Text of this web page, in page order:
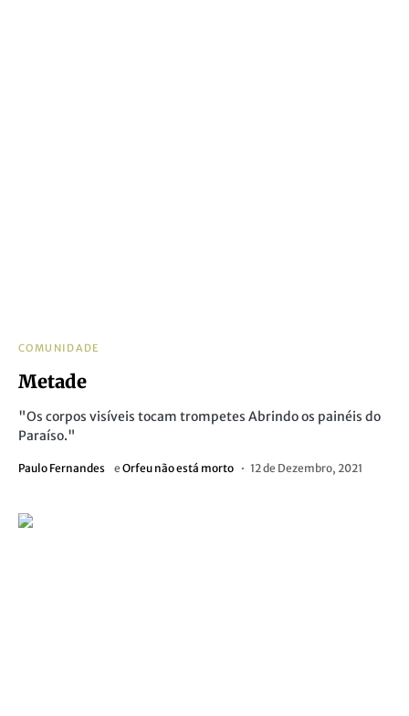
COMUNIDADE
Metade
"Os corpos visíveis tocam trompetes Abrindo os painéis do
Paraíso."
Paulo Fernandes e Orfeu não está morto 12 de Dezembro, 2021